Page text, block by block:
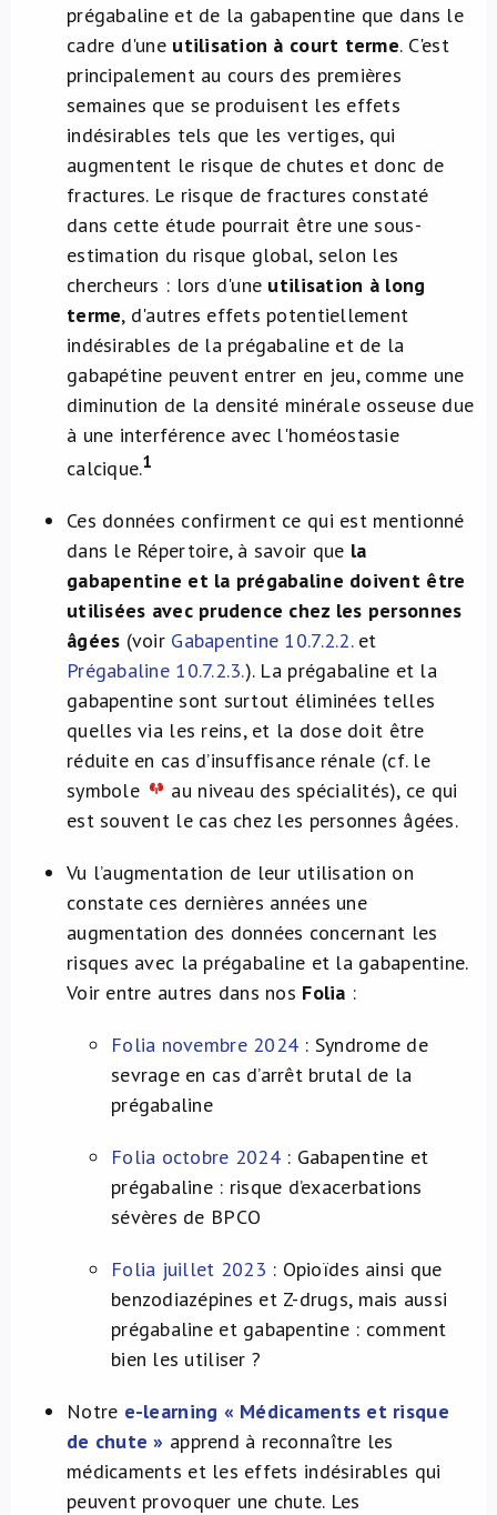
prégabaline et de la gabapentine que dans le
cadre d'une utilisation à court terme. C'est
principalement au cours des premières
semaines que se produisent les effets
indésirables tels que les vertiges, qui
augmentent le risque de chutes et donc de
fractures. Le risque de fractures constaté
dans cette étude pourrait être une sous-
estimation du risque global, selon les
chercheurs : lors d'une utilisation à long
terme, d'autres effets potentiellement
indésirables de la prégabaline et de la
gabapétine peuvent entrer en jeu, comme une
diminution de la densité minérale osseuse due
à une interférence avec l'homéostasie
calcique.1
Ces données confirment ce qui est mentionné
dans le Répertoire, à savoir que la
gabapentine et la prégabaline doivent être
utilisées avec prudence chez les personnes
âgées (voir Gabapentine 10.7.2.2.et
Prégabaline 10.7.2.3.). La prégabaline et la
gabapentine sont surtout éliminées telles
quelles via les reins, et la dose doit être
réduite en cas d’insuffisance rénale (cf. le
symbole
au niveau des spécialités), ce qui
est souvent le cas chez les personnes âgées.
Vu l’augmentation de leur utilisation on
constate ces dernières années une
augmentation des données concernant les
risques avec la prégabaline et la gabapentine.
Voir entre autres dans nos Folia :
Folia novembre 2024 : Syndrome de
sevrage en cas d’arrêt brutal de la
prégabaline
Folia octobre 2024: Gabapentine et
prégabaline : risque d’exacerbations
sévères de BPCO
Folia juillet 2023 : Opioïdes ainsi que
benzodiazépines et Z-drugs, mais aussi
prégabaline et gabapentine : comment
bien les utiliser ?
Notre e-learning « Médicaments et risque
de chute » apprend à reconnaître les
médicaments et les effets indésirables qui
peuvent provoquer une chute. Les